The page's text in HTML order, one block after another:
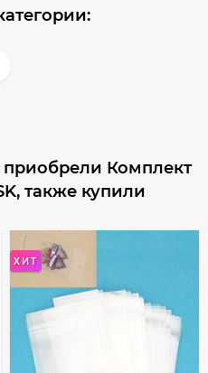
Комплект
также купили
ХИТ